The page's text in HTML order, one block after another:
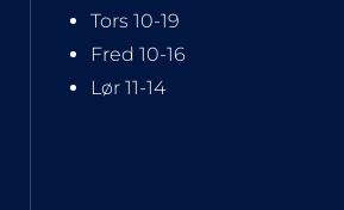
Tors 10-19
Fred 10-16
Lør 11-14